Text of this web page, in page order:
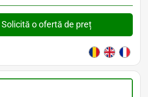
Solicită o ofertă de preț